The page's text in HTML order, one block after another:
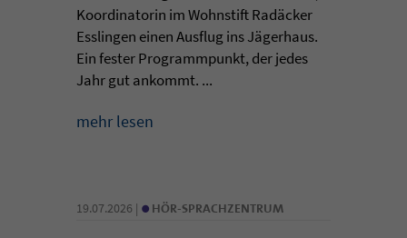
Koordinatorin im Wohnstift Radäcker
Esslingen einen Ausflug ins Jägerhaus.
Ein fester Programmpunkt, der jedes
Jahr gut ankommt. ...
mehr lesen
19.07.2026 | • HÖR-SPRACHZENTRUM